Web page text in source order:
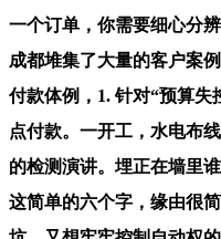
一个订单，你需要细心分
成都堆集了大量的客户案
付款体例，1. 针对“预算失
点付款。一开工，水电布
的检测演讲。埋正在墙里
这简单的六个字，缘由很